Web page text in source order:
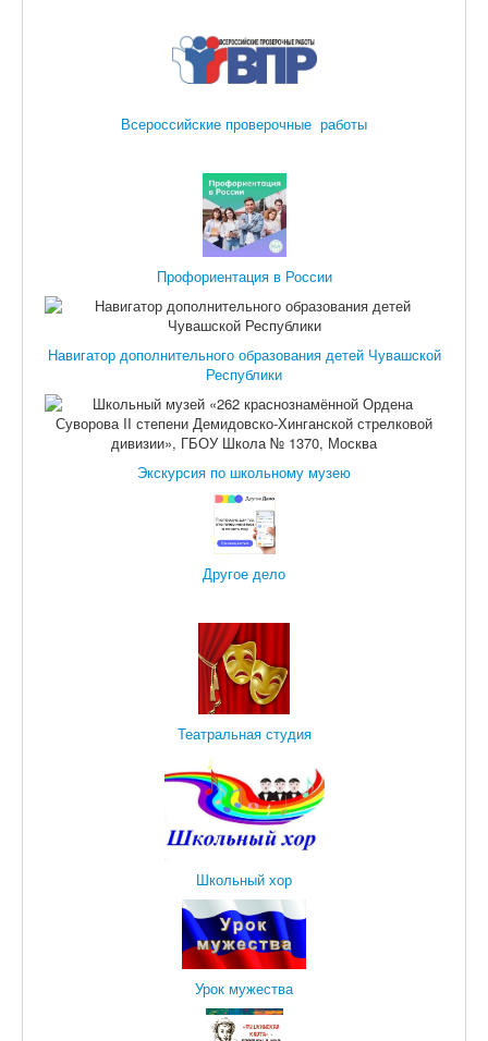
Всероссийские проверочные работы
Профориентация в России
Навигатор дополнительного образования детей Чувашской
Республики
Экскурсия по школьному музею
Другое дело
Театральная студия
Школьный хор
Урок мужества